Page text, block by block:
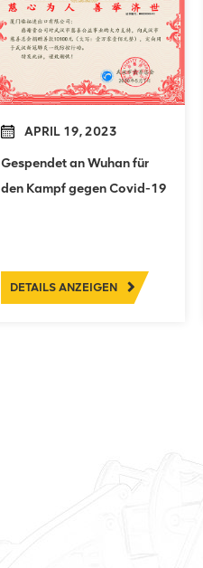
APRIL 19, 2023
Gespendet an Wuhan für
den Kampf gegen Covid-19
DETAILS ANZEIGEN